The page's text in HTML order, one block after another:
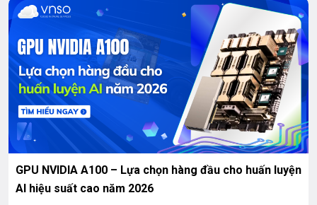
GPU NVIDIA A100 – Lựa chọn hàng đầu cho huấn luyện
AI hiệu suất cao năm 2026